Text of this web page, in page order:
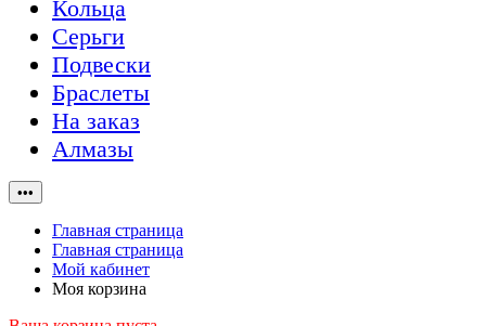
Кольца
Серьги
Подвески
Браслеты
На заказ
Алмазы
•••
Главная страница
Главная страница
Мой кабинет
Моя корзина